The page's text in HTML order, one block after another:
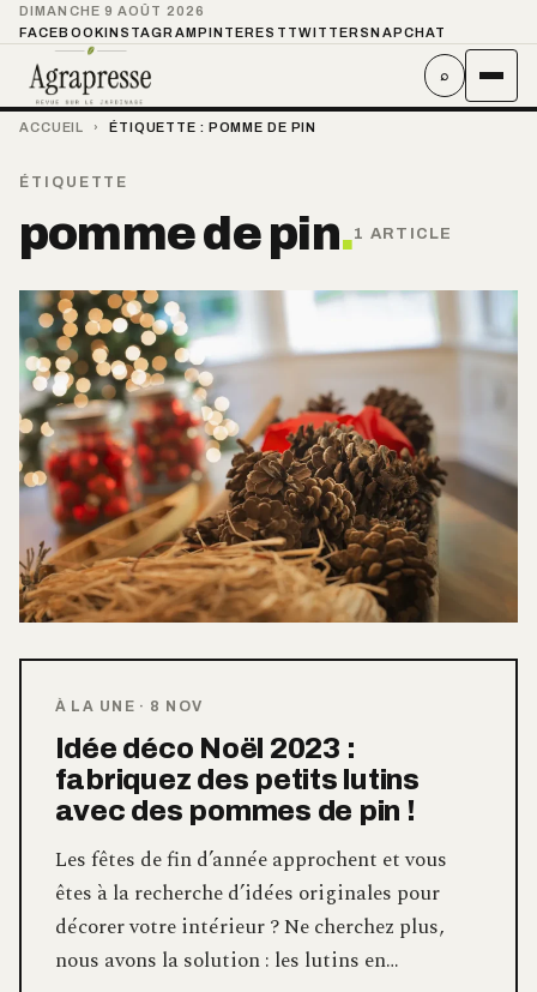
DIMANCHE 9 AOÛT 2026
FACEBOOKINSTAGRAMPINTEREST TWITTER SNAPCHAT
⌕
ACCUEIL › ÉTIQUETTE : POMME DE PIN
ÉTIQUETTE
pomme de pin.1 ARTICLE
À LA UNE · 8 NOV
Idée déco Noël 2023 :
fabriquez des petits lutins
avec des pommes de pin !
Les fêtes de fin d’année approchent et vous
êtes à la recherche d’idées originales pour
décorer votre intérieur ? Ne cherchez plus,
nous avons la solution : les lutins en…